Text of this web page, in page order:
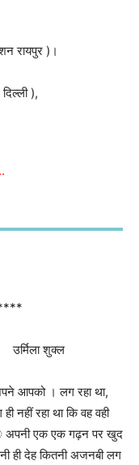
रायपुर )।
),
उर्मिला शुक्ल
आपको । लग रहा था,
रहा था कि वह वही
अपनी एक एक गढ़न पर खुद
ही देह कितनी अजनबी लग